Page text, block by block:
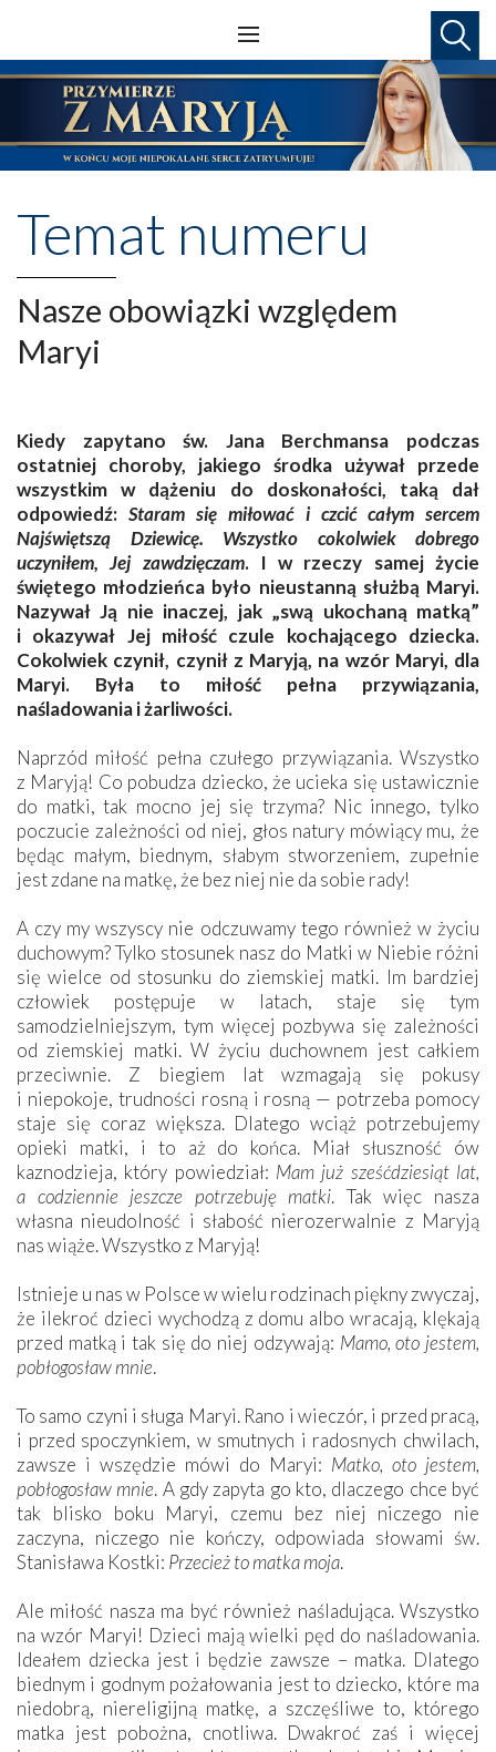
Temat numeru
Nasze obowiązki względem
Maryi
Kiedy zapytano św. Jana Berchmansa podczas
ostatniej choroby, jakiego środka używał przede
wszystkim w dążeniu do doskonałości, taką dał
odpowiedź:Staram się miłować i czcić całym sercem
Najświętszą Dziewicę. Wszystko cokolwiek dobrego
uczyniłem, Jej zawdzięczam. I w rzeczy samej życie
świętego młodzieńca było nieustanną służbą Maryi.
Nazywał Ją nie inaczej, jak „swą ukochaną matką”
i okazywał Jej miłość czule kochającego dziecka.
Cokolwiek czynił, czynił z Maryją, na wzór Maryi, dla
Maryi. Była to miłość pełna przywiązania,
naśladowania i żarliwości.
Naprzód miłość pełna czułego przywiązania. Wszystko
z Maryją! Co pobudza dziecko, że ucieka się ustawicznie
do matki, tak mocno jej się trzyma? Nic innego, tylko
poczucie zależności od niej, głos natury mówiący mu, że
będąc małym, biednym, słabym stworzeniem, zupełnie
jest zdane na matkę, że bez niej nie da sobie rady!
A czy my wszyscy nie odczuwamy tego również w życiu
duchowym? Tylko stosunek nasz do Matki w Niebie różni
się wielce od stosunku do ziemskiej matki. Im bardziej
człowiek postępuje w latach, staje się tym
samodzielniejszym, tym więcej pozbywa się zależności
od ziemskiej matki. W życiu duchownem jest całkiem
przeciwnie. Z biegiem lat wzmagają się pokusy
i niepokoje, trudności rosną i rosną — potrzeba pomocy
staje się coraz większa. Dlatego wciąż potrzebujemy
opieki matki, i to aż do końca. Miał słuszność ów
kaznodzieja, który powiedział: Mam już sześćdziesiąt lat,
a codziennie jeszcze potrzebuję matki. Tak więc nasza
własna nieudolność i słabość nierozerwalnie z Maryją
nas wiąże. Wszystko z Maryją!
Istnieje u nas w Polsce w wielu rodzinach piękny zwyczaj,
że ilekroć dzieci wychodzą z domu albo wracają, klękają
przed matką i tak się do niej odzywają: Mamo, oto jestem,
pobłogosław mnie.
To samo czyni i sługa Maryi. Rano i wieczór, i przed pracą,
i przed spoczynkiem, w smutnych i radosnych chwilach,
zawsze i wszędzie mówi do Maryi: Matko, oto jestem,
pobłogosław mnie. A gdy zapyta go kto, dlaczego chce być
tak blisko boku Maryi, czemu bez niej niczego nie
zaczyna, niczego nie kończy, odpowiada słowami św.
Stanisława Kostki: Przecież to matka moja.
Ale miłość nasza ma być również naśladująca. Wszystko
na wzór Maryi! Dzieci mają wielki pęd do naśladowania.
Ideałem dziecka jest i będzie zawsze – matka. Dlatego
biednym i godnym pożałowania jest to dziecko, które ma
niedobrą, niereligijną matkę, a szczęśliwe to, którego
matka jest pobożna, cnotliwa. Dwakroć zaś i więcej